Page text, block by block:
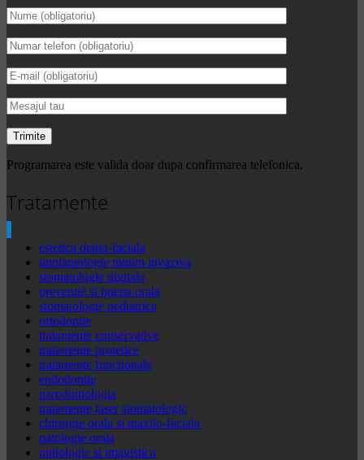
Programarea este valida doar dupa confirmarea telefonica.
Tratamente
estetica dento-faciala
implantologie minim invaziva
stomatologie digitala
preventie si igiena orala
stomatologie pediatrica
ortodontie
tratamente conservative
tratamente protetice
tratamente functionale
endodontie
parodontologia
tratamente laser stomatologic
chirurgie orala si maxilo-faciala
patologie orala
radiologie si imagistica